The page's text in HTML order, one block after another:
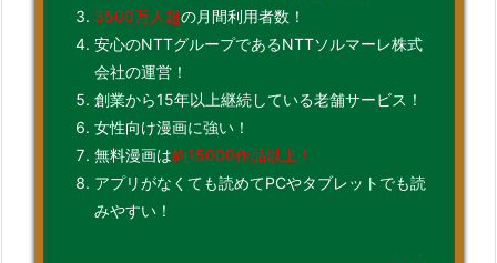
3500万人超の月間利用者数！
安心のNTTグループであるNTTソルマーレ株式
会社の運営！
創業から15年以上継続している老舗サービス！
女性向け漫画に強い！
無料漫画は約15000作品以上！
アプリがなくても読めてPCやタブレットでも読
みやすい！